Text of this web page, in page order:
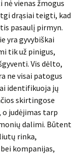
vienas žmogus
drąsiai teigti, kad
pasaulį pirmyn.
yra gyvybiškai
tik už pinigus,
Vis dėlto,
ne visai patogus
identifikuoja jų
skirtingose
judėjimas tarp
dalimi. Būtent
rinka,
kompanijas,